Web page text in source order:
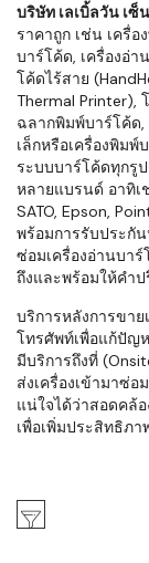
บริษัท เลเบิ้ลวัน เซ็
ราคาถูก เช่น เครื่อ
บาร์โค้ด, เครื่องอ่า
โค้ดไร้สาย
Thermal Printer),
ฉลากพิมพ์บาร์โค้ด
เล็กหรือเครื่องพิม
ระบบบาร์โค้ดทุกรู
หลายแบรนด์ อาทิเ
SATO, Epson,
พร้อมการรับประกั
ซ่อมเครื่องอ่านบาร์
ถึงและพร้อมให้คำ
บริการหลังการขา
โทรศัพท์เพื่อแก้ปัญ
มีบริการถึงที่
ส่งเครื่องเข้ามาซ่
แน่ใจได้ว่าสอดคล้
เพื่อเพิ่มประสิทธิภ